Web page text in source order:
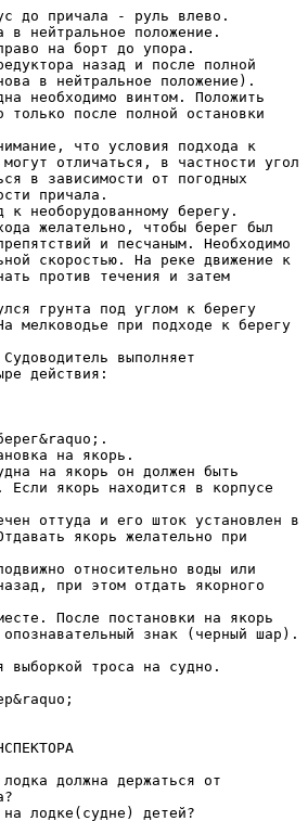
до причала - руль влево.
в нейтральное положение.
на борт до упора.
назад и после полной
в нейтральное положение).
необходимо винтом. Положить
только после полной остановки
что условия подхода к
отличаться, в частности угол
в зависимости от погодных
причала.
к необорудованному берегу.
желательно, чтобы берег был
и песчаным. Необходимо
скоростью. На реке движение к
против течения и затем
грунта под углом к берегу
мелководье при подходе к берегу
выполняет
действия:
на якорь.
на якорь он должен быть
Если якорь находится в корпусе
оттуда и его шток установлен в
якорь желательно при
относительно воды или
при этом отдать якорного
После постановки на якорь
опознавательный знак (черный шар).
выборкой троса на судно.
должна держаться от
лодке(судне) детей?